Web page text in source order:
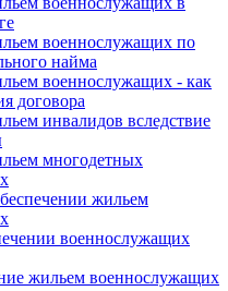
военнослужащих по
найма
военнослужащих - как
договора
инвалидов вследствие
многодетных
жильем
военнослужащих
жильем военнослужащих